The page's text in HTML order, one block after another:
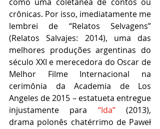
como uma coletânea de contos ou
crônicas. Por isso, imediatamente me
lembrei de “Relatos Selvagens”
(Relatos Salvajes: 2014), uma das
melhores produções argentinas do
século XXI e merecedora do Oscar de
Melhor Filme Internacional na
cerimônia da Academia de Los
Angeles de 2015 – estatueta entregue
injustamente para “Ida” (2013),
drama polonês chatérrimo de Paweł